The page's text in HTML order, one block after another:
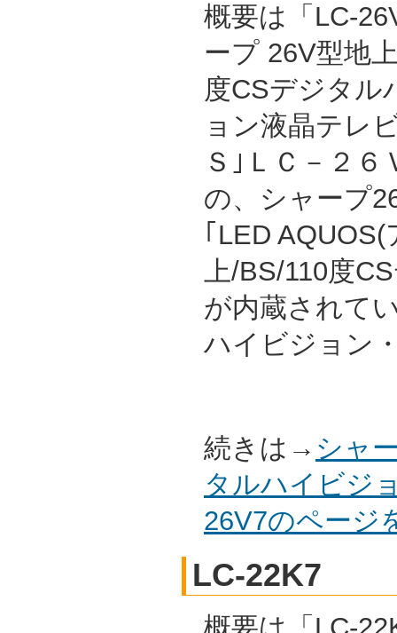
概要は「LC-
ープ 26V型地
度CSデジタル
ョン液晶テレ
Ｓ｣ＬＣ－２６
の、シャープ
｢LED
上/BS/110度
が内蔵されて
ハイビジョン
続きは→ シャ
タルハイビジ
26V7のページ
LC-22K7